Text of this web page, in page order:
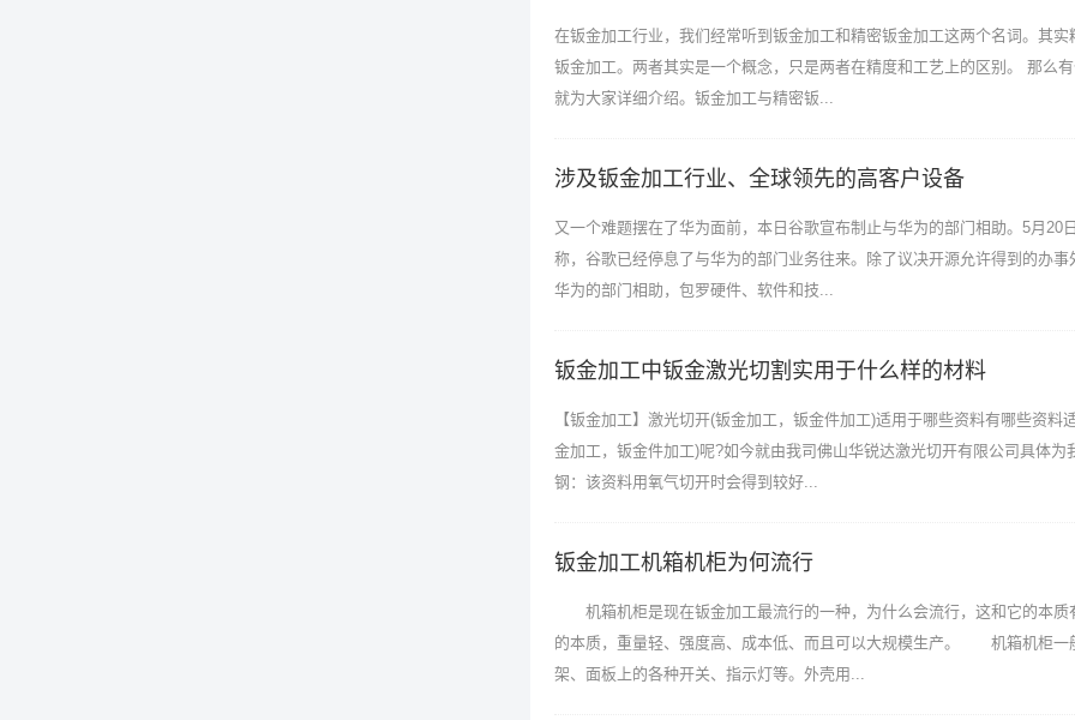
在钣金加工行业，我们经常听到钣金加工和精密钣金加工这两个名词。其实
钣金加工。两者其实是一个概念，只是两者在精度和工艺上的区别。 那么
就为大家详细介绍。钣金加工与精密钣...
涉及钣金加工行业、全球领先的高客户设备
又一个难题摆在了华为面前，本日谷歌宣布制止与华为的部门相助。5月20
称，谷歌已经停息了与华为的部门业务往来。除了议决开源允许得到的办事
华为的部门相助，包罗硬件、软件和技...
钣金加工中钣金激光切割实用于什么样的材料
【钣金加工】激光切开(钣金加工，钣金件加工)适用于哪些资料有哪些资料
金加工，钣金件加工)呢?如今就由我司佛山华锐达激光切开有限公司具体为
钢：该资料用氧气切开时会得到较好...
钣金加工机箱机柜为何流行
机箱机柜是现在钣金加工最流行的一种，为什么会流行，这和它的本质
的本质，重量轻、强度高、成本低、而且可以大规模生产。 机箱机柜一
架、面板上的各种开关、指示灯等。外壳用...